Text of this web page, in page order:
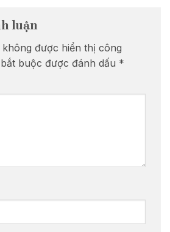
luận
không được hiển thị công
buộc được đánh dấu *